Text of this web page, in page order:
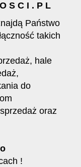
S C I . P L
Państwo
takich
hale
do
oraz
!